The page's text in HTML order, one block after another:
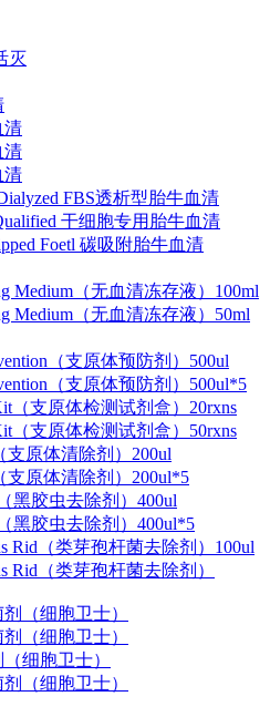
灭
清
清
清
FBS透析型胎牛血清
干细胞专用胎牛血清
Foetl 碳吸附胎牛血清
Medium（无血清冻存液）100ml
Medium（无血清冻存液）50ml
（支原体预防剂）500ul
（支原体预防剂）500ul*5
（支原体检测试剂盒）20rxns
（支原体检测试剂盒）50rxns
支原体清除剂）200ul
支原体清除剂）200ul*5
黑胶虫去除剂）400ul
黑胶虫去除剂）400ul*5
Rid（类芽孢杆菌去除剂）100ul
Rid（类芽孢杆菌去除剂）
（细胞卫士）
（细胞卫士）
细胞卫士）
（细胞卫士）